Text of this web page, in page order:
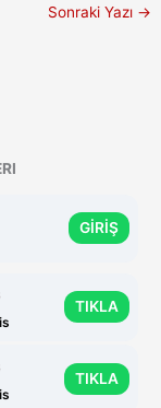
Sonraki Yazı →
GİRİŞ
TIKLA
TIKLA